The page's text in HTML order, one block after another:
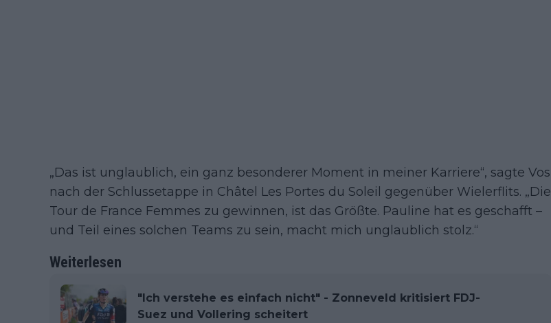
„Das ist unglaublich, ein ganz besonderer Moment in meiner Karriere“, sagte Vos
nach der Schlussetappe in Châtel Les Portes du Soleil gegenüber Wielerflits. „Die
Tour de France Femmes zu gewinnen, ist das Größte. Pauline hat es geschafft –
und Teil eines solchen Teams zu sein, macht mich unglaublich stolz.“
Weiterlesen
"Ich verstehe es einfach nicht" - Zonneveld kritisiert FDJ-
Suez und Vollering scheitert